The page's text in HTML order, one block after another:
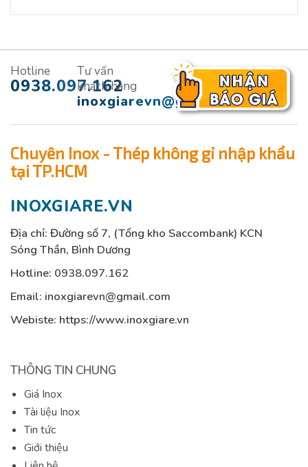
Hotline
0938.097.162
Tư vấn
khách hàng
inoxgiarevn@gmail.com
Chuyên Inox - Thép không gỉ nhập khẩu
tại TP.HCM
INOXGIARE.VN
Địa chỉ: Đường số 7, (Tổng kho Saccombank) KCN
Sóng Thần, Bình Dương
Hotline: 0938.097.162
Email: inoxgiarevn@gmail.com
Webiste: https://www.inoxgiare.vn
THÔNG TIN CHUNG
Giá Inox
Tài liệu Inox
Tin tức
Giới thiệu